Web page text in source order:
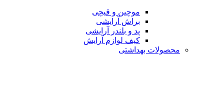
موچین و قیچی
براش آرایشی
پد و بلندر آرایشی
کیف لوازم آرایش
محصولات بهداشتی